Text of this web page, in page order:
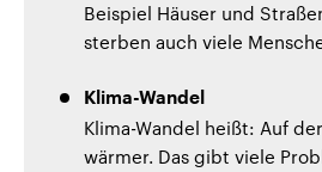
Beispiel Häuser und
sterben auch viele
Klima-Wandel
Klima-Wandel heißt: Auf
wärmer. Das gibt viele